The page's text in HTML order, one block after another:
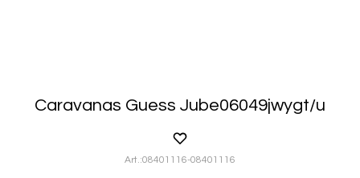
Caravanas Guess Jube06049jwygt/u
08401116-08401116